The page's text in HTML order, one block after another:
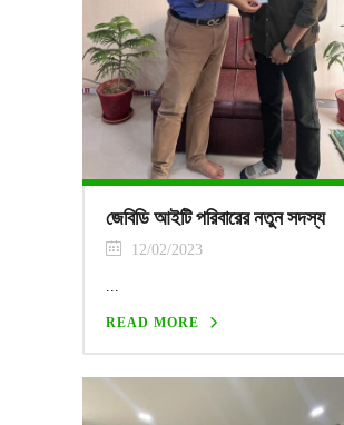
জেবিডি আইটি পরিবারের নতুন সদস্য
12/02/2023
READ MORE